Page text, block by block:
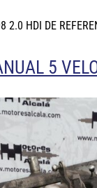
2.0 HDI DE
5